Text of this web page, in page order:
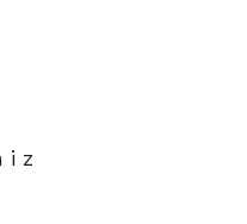
i z